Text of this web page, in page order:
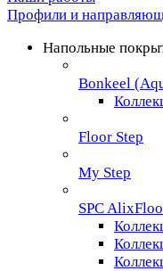
Профили и
Напольные
Bonkeel
Floor Step
My Step
SPC